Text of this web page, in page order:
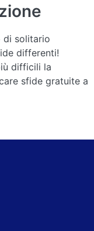
di solitario
differenti!
difficili la
sfide gratuite a